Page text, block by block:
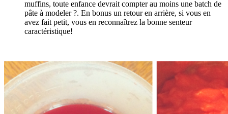
muffins, toute enfance devrait compter au moins une batch de
pâte à modeler ?. En bonus un retour en arrière, si vous en
avez fait petit, vous en reconnaîtrez la bonne senteur
caractéristique!